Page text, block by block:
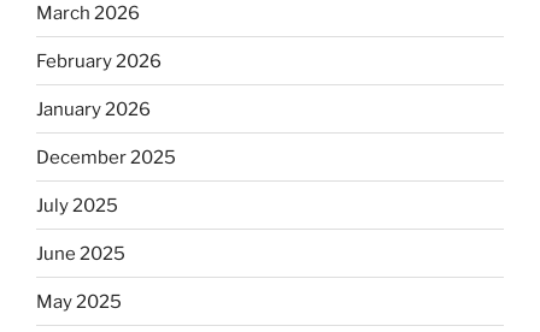
March 2026
February 2026
January 2026
December 2025
July 2025
June 2025
May 2025